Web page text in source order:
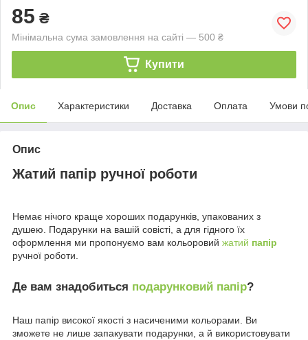
85 ₴
Мінімальна сума замовлення на сайті — 500 ₴
Купити
Опис Характеристики Доставка Оплата Умови
Опис
Жатий папір ручної роботи
Немає нічого краще хороших подарунків, упакованих з
душею. Подарунки на вашій совісті, а для гідного їх
оформлення ми пропонуємо вам кольоровий жатий папір
ручної роботи.
Де вам знадобиться подарунковий папір?
Наш папір високої якості з насиченими кольорами. Ви
зможете не лише запакувати подарунки, а й використовувати